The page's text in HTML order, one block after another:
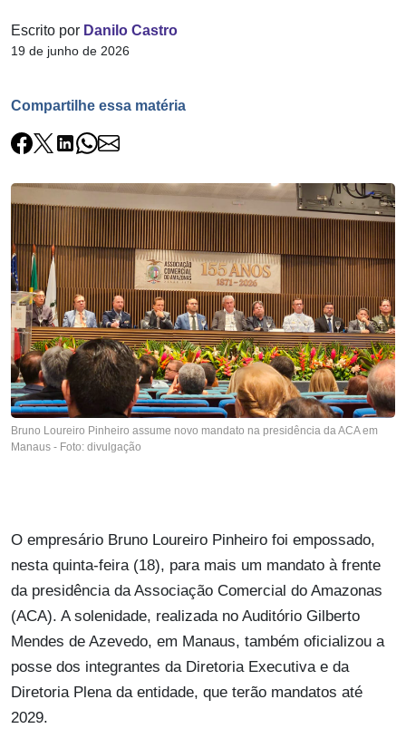
Escrito por Danilo Castro
19 de junho de 2026
Compartilhe essa matéria
Bruno Loureiro Pinheiro assume novo mandato na presidência da ACA em
Manaus - Foto: divulgação
O empresário Bruno Loureiro Pinheiro foi empossado,
nesta quinta-feira (18), para mais um mandato à frente
da presidência da Associação Comercial do Amazonas
(ACA). A solenidade, realizada no Auditório Gilberto
Mendes de Azevedo, em Manaus, também oficializou a
posse dos integrantes da Diretoria Executiva e da
Diretoria Plena da entidade, que terão mandatos até
2029.